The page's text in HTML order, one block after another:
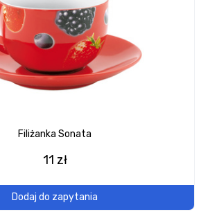
Filiżanka Sonata
11 zł
Dodaj do zapytania